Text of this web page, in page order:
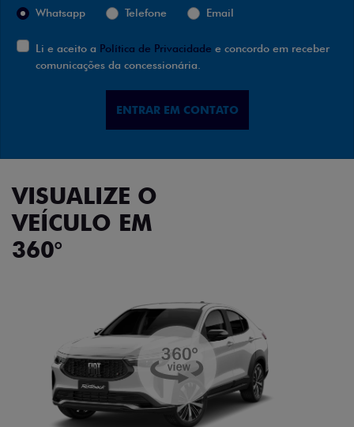
Whatsapp
Telefone Email
Li e aceito a Política de Privacidade e concordo em receber
comunicações da concessionária.
ENTRAR EM CONTATO
VISUALIZE O
VEÍCULO EM
360°